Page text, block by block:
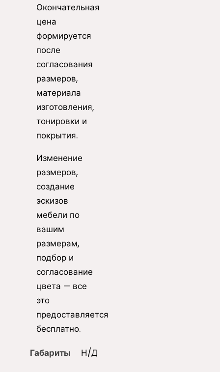
Окончательная
цена
формируется
после
согласования
размеров,
материала
изготовления,
тонировки и
покрытия.
Изменение
размеров,
создание
эскизов
мебели по
вашим
размерам,
подбор и
согласование
цвета — все
это
предоставляется
бесплатно.
Габариты Н/Д